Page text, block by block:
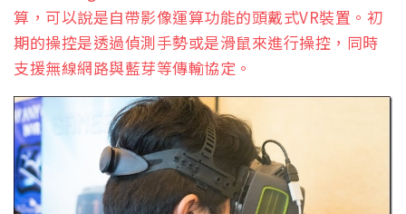
算，可以說是自帶影像運算功能的頭戴式VR裝置。初
期的操控是透過偵測手勢或是滑鼠來進行操控，同時
支援無線網路與藍芽等傳輸協定。